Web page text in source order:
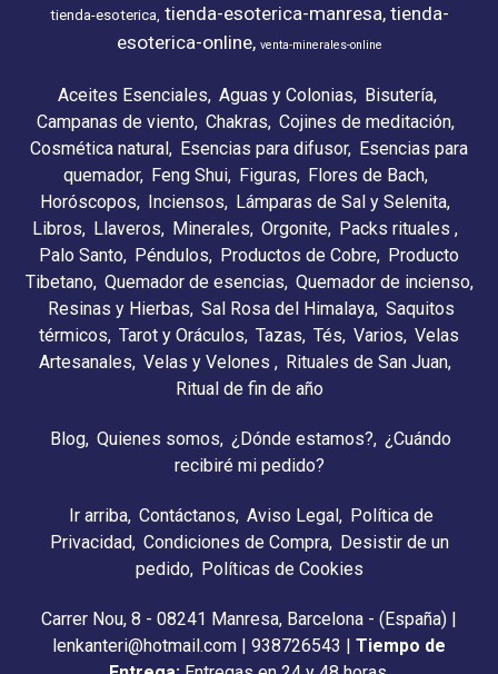
tienda-esoterica tienda-esoterica-manresa tienda-
esoterica-online venta-minerales-online
Aceites Esenciales Aguas y Colonias
Bisutería
Campanas de viento Chakras Cojines de meditación
Cosmética natural Esencias para difusor Esencias para
quemador
Feng Shui Figuras
Flores de Bach
Horóscopos
Inciensos
Lámparas de Sal y Selenita
Libros
Llaveros Minerales Orgonite Packs rituales
Palo Santo Péndulos Productos de Cobre Producto
Tibetano Quemador de esencias Quemador de incienso
Resinas y Hierbas Sal Rosa del Himalaya Saquitos
térmicos Tarot y Oráculos Tazas Tés Varios Velas
Artesanales Velas y Velones
Rituales de San Juan
Ritual de fin de año
Blog Quienes somos ¿Dónde estamos?
¿Cuándo
recibiré mi pedido?
Ir arriba Contáctanos Aviso Legal
Política de
Privacidad Condiciones de Compra
Desistir de un
pedido
Políticas de Cookies
Carrer Nou, 8 - 08241 Manresa, Barcelona - (España) |
lenkanteri@hotmail.com | 938726543 | Tiempo de